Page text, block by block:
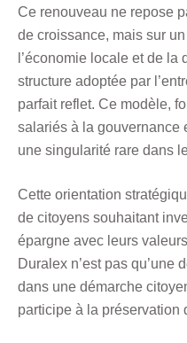
Ce renouveau ne repose
de croissance, mais sur
l’économie locale et de
structure adoptée par
parfait reflet. Ce modèle,
salariés à la gouvernance
une singularité rare dans
Cette orientation
de citoyens souhaitant
épargne avec leurs
Duralex n’est pas qu’une
dans une démarche
participe à la préservation